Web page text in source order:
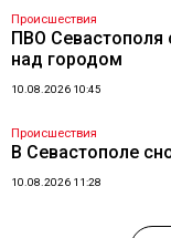
Происшествия
ПВО Севастополя
над городом
10.08.2026 10:45
Происшествия
В Севастополе
10.08.2026 11:28